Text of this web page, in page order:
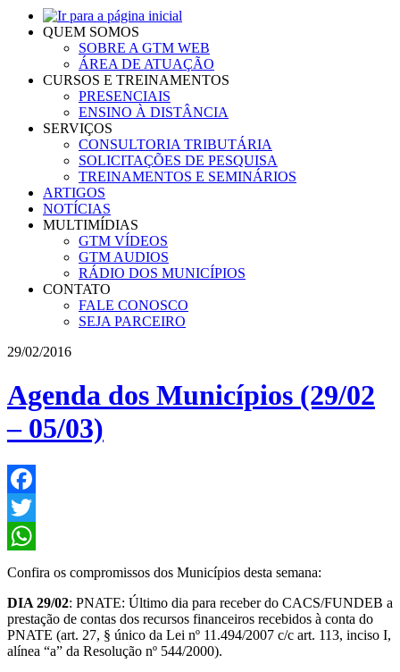
QUEM SOMOS
SOBRE A GTM WEB
ÁREA DE ATUAÇÃO
CURSOS E TREINAMENTOS
PRESENCIAIS
ENSINO À DISTÂNCIA
SERVIÇOS
CONSULTORIA TRIBUTÁRIA
SOLICITAÇÕES DE PESQUISA
TREINAMENTOS E SEMINÁRIOS
ARTIGOS
NOTÍCIAS
MULTIMÍDIAS
GTM VÍDEOS
GTM AUDIOS
RÁDIO DOS MUNICÍPIOS
CONTATO
FALE CONOSCO
SEJA PARCEIRO
29/02/2016
Agenda dos Municípios (29/02
– 05/03)
Facebook
Twitter
WhatsApp
Confira os compromissos dos Municípios desta semana:
DIA 29/02: PNATE: Último dia para receber do CACS/FUNDEB a
prestação de contas dos recursos financeiros recebidos à conta do
PNATE (art. 27, § único da Lei nº 11.494/2007 c/c art. 113, inciso I,
alínea “a” da Resolução nº 544/2000).